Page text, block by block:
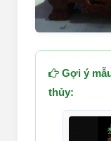
Gợi ý
thủy: